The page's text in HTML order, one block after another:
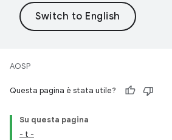
AOSP
Questa pagina è stata utile?
Su questa pagina
- t -